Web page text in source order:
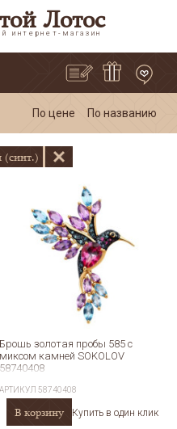
Лотос
интернет-магазин
По цене По названию
(синт.)
Брошь золотая пробы 585 с
миксом камней SOKOLOV
58740408
АРТИКУЛ58740408
В корзину Купить в один клик